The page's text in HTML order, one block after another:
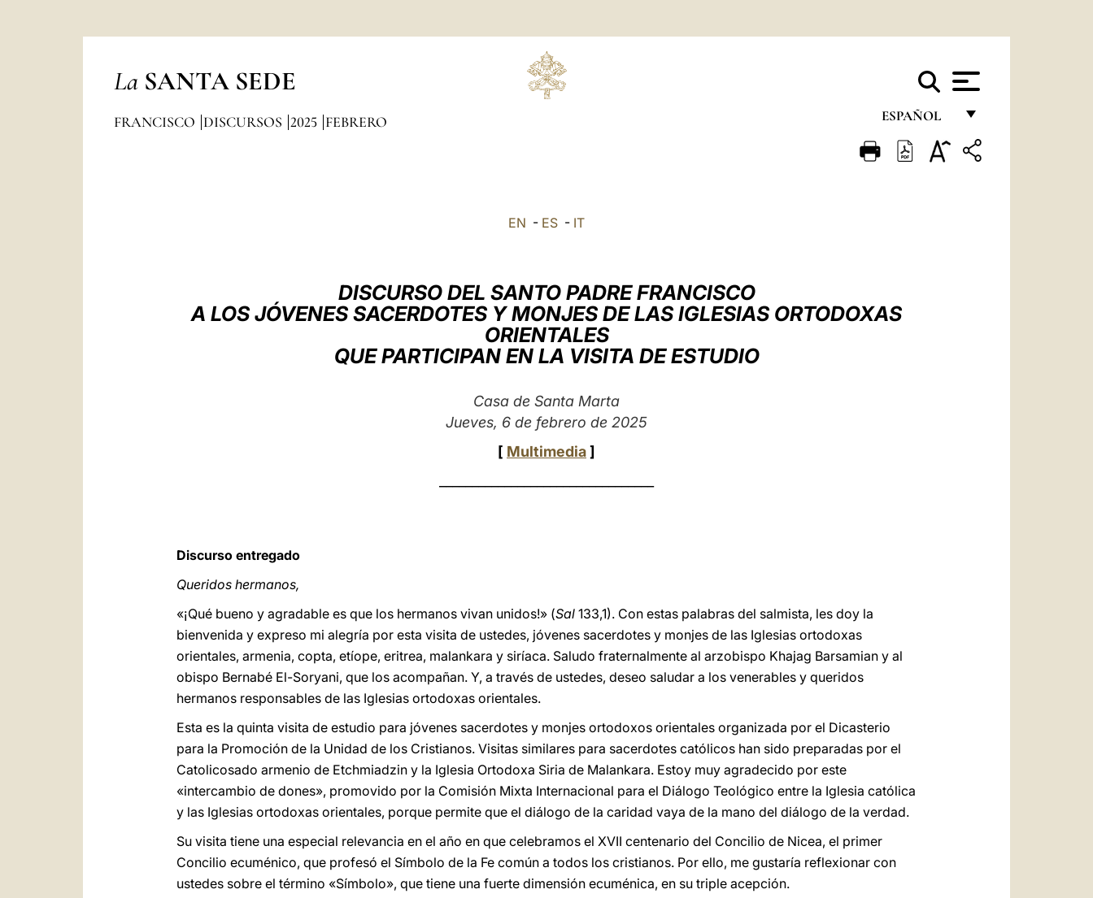
La SANTA SEDE
ESPAÑOL
FRANÇAIS
DEUTSCH
FRANCISCO DISCURSOS 2025 FEBRERO
EN - ES - IT
DISCURSO DEL SANTO PADRE FRANCISCO
A LOS JÓVENES SACERDOTES Y MONJES DE LAS IGLESIAS ORTODOXAS
ORIENTALES
QUE PARTICIPAN EN LA VISITA DE ESTUDIO
Casa de Santa Marta
Jueves, 6 de febrero de 2025
[ Multimedia]
Discurso entregado
Queridos hermanos,
«¡Qué bueno y agradable es que los hermanos vivan unidos!» (Sal 133,1). Con estas palabras del salmista, les doy la
bienvenida y expreso mi alegría por esta visita de ustedes, jóvenes sacerdotes y monjes de las Iglesias ortodoxas
orientales, armenia, copta, etíope, eritrea, malankara y siríaca. Saludo fraternalmente al arzobispo Khajag Barsamian y al
obispo Bernabé El-Soryani, que los acompañan. Y, a través de ustedes, deseo saludar a los venerables y queridos
hermanos responsables de las Iglesias ortodoxas orientales.
Esta es la quinta visita de estudio para jóvenes sacerdotes y monjes ortodoxos orientales organizada por el Dicasterio
para la Promoción de la Unidad de los Cristianos. Visitas similares para sacerdotes católicos han sido preparadas por el
Catolicosado armenio de Etchmiadzin y la Iglesia Ortodoxa Siria de Malankara. Estoy muy agradecido por este
«intercambio de dones», promovido por la Comisión Mixta Internacional para el Diálogo Teológico entre la Iglesia católica
y las Iglesias ortodoxas orientales, porque permite que el diálogo de la caridad vaya de la mano del diálogo de la verdad.
Su visita tiene una especial relevancia en el año en que celebramos el XVII centenario del Concilio de Nicea, el primer
Concilio ecuménico, que profesó el Símbolo de la Fe común a todos los cristianos. Por ello, me gustaría reflexionar con
ustedes sobre el término «Símbolo», que tiene una fuerte dimensión ecuménica, en su triple acepción.